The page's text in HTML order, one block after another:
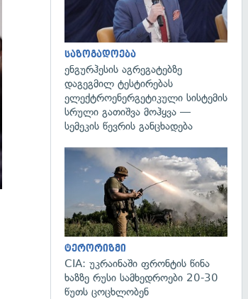
საზოგადოება
ენგურჰესის აგრეგატებზე
დაგეგმილ ტესტირებას
ელექტროენერგეტიკული სისტემის
სრული გათიშვა მოჰყვა —
სემეკის წევრის განცხადება
ტერორიზმი
CIA: უკრაინაში ფრონტის წინა
ხაზზე რუსი სამხედროები 20-30
წუთს ცოცხლობენ